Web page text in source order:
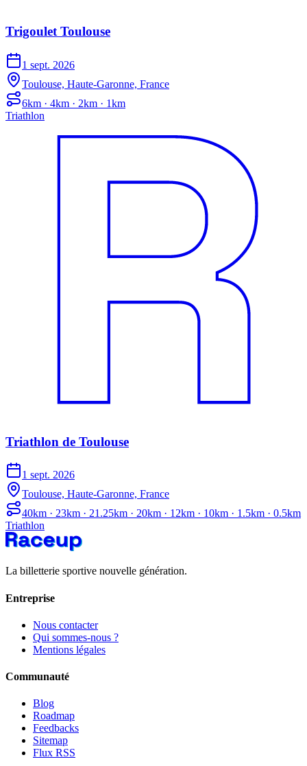
Trigoulet Toulouse
1 sept. 2026
Toulouse, Haute-Garonne, France
6km · 4km · 2km · 1km
Triathlon
Triathlon de Toulouse
1 sept. 2026
Toulouse, Haute-Garonne, France
40km · 23km · 21.25km · 20km · 12km · 10km · 1.5km · 0.5km
Triathlon
La billetterie sportive nouvelle génération.
Entreprise
Nous contacter
Qui sommes-nous ?
Mentions légales
Communauté
Blog
Roadmap
Feedbacks
Sitemap
Flux RSS